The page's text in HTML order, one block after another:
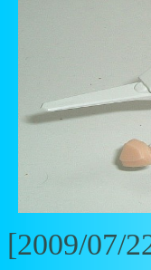
[2009/07/